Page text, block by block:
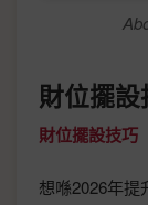
財位擺
財位擺設技巧
想喺2026年提